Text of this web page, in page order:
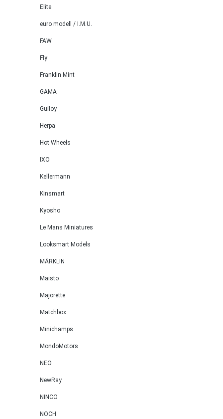
Elite
euro modell / I.M.U.
FAW
Fly
Franklin Mint
GAMA
Guiloy
Herpa
Hot Wheels
IXO
Kellermann
Kinsmart
Kyosho
Le Mans Miniatures
Looksmart Models
MÄRKLIN
Maisto
Majorette
Matchbox
Minichamps
MondoMotors
NEO
NewRay
NINCO
NOCH